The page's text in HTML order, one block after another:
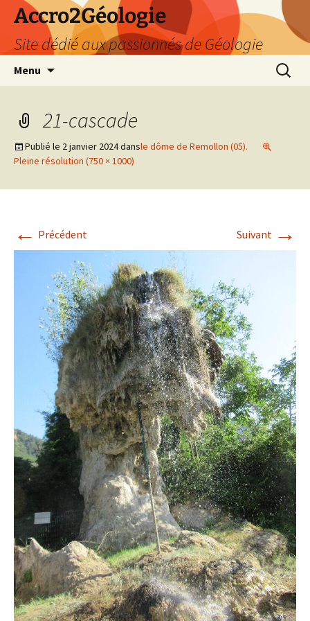
Accro2Géologie
Site dédié aux passionnés de Géologie
Menu
21-cascade
Publié le 2 janvier 2024dansle dôme de Remollon (05).
Pleine résolution (750 × 1000)
← Précédent Suivant →